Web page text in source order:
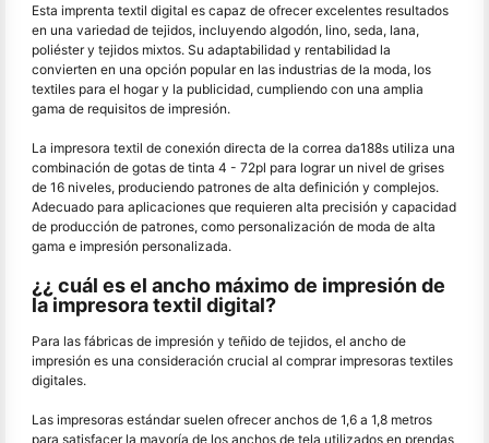
Esta imprenta textil digital es capaz de ofrecer excelentes resultados
en una variedad de tejidos, incluyendo algodón, lino, seda, lana,
poliéster y tejidos mixtos. Su adaptabilidad y rentabilidad la
convierten en una opción popular en las industrias de la moda, los
textiles para el hogar y la publicidad, cumpliendo con una amplia
gama de requisitos de impresión.
La impresora textil de conexión directa de la correa da188s utiliza una
combinación de gotas de tinta 4 - 72pl para lograr un nivel de grises
de 16 niveles, produciendo patrones de alta definición y complejos.
Adecuado para aplicaciones que requieren alta precisión y capacidad
de producción de patrones, como personalización de moda de alta
gama e impresión personalizada.
¿¿ cuál es el ancho máximo de impresión de
la impresora textil digital?
Para las fábricas de impresión y teñido de tejidos, el ancho de
impresión es una consideración crucial al comprar impresoras textiles
digitales.
Las impresoras estándar suelen ofrecer anchos de 1,6 a 1,8 metros
para satisfacer la mayoría de los anchos de tela utilizados en prendas